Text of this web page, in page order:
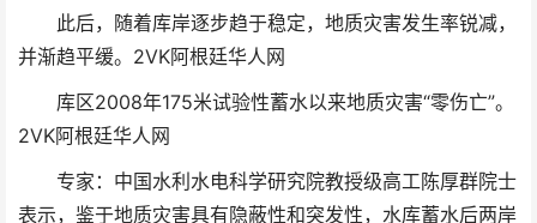
此后，随着库岸逐步趋于稳定，地质灾害发生率锐减，
并渐趋平缓。 2VK阿根廷华人网
库区2008年175米试验性蓄水以来地质灾害“零伤亡”。
2VK阿根廷华人网
专家：中国水利水电科学研究院教授级高工陈厚群院士
表示，鉴于地质灾害具有隐蔽性和突发性，水库蓄水后两岸